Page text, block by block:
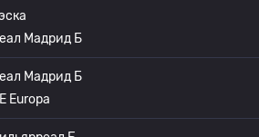
Мадрид Б
Мадрид Б
Europa